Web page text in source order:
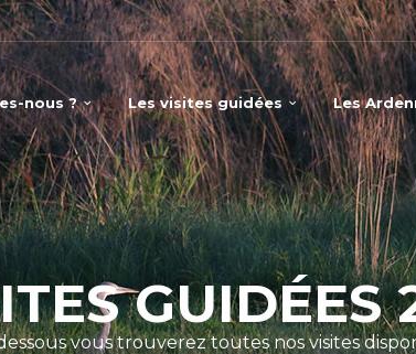
nous ? Les visites guidées Les
GUIDÉES
vous trouverez toutes nos visites